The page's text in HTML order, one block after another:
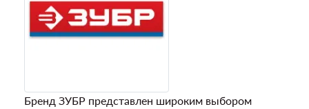
Бренд ЗУБР представлен широким выбором